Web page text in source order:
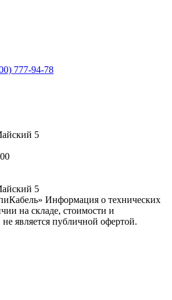
777-94-78
5
5
Информация о технических
на складе, стоимости и
является публичной офертой.